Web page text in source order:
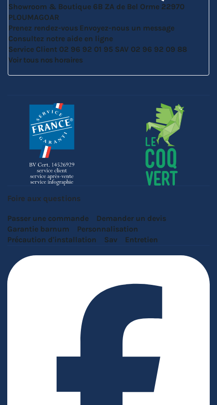
Showroom & Boutique 6B ZA de Bel Orme 22970
PLOUMAGOAR
Prenez rendez-vous Envoyez-nous un message
Consultez notre aide en ligne
Service Client 02 96 92 01 95 SAV 02 96 92 09 88
Voir tous nos horaires
Foire aux questions
Passer une commande
Demander un devis
Garantie barnum
Personnalisation
Précaution d'installation
Sav Entretien